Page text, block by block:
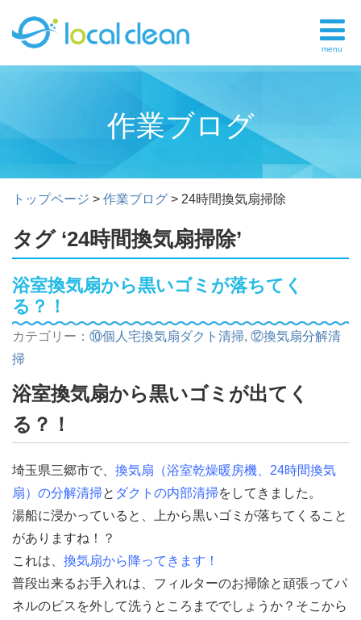
menu
作業ブログ
トップページ > 作業ブログ > 24時間換気扇掃除
タグ ‘24時間換気扇掃除’
浴室換気扇から黒いゴミが落ちてく
る？！
カテゴリー： ⑩個人宅換気扇ダクト清掃, ⑫換気扇分解清
掃
浴室換気扇から黒いゴミが出てく
る？！
埼玉県三郷市で、 換気扇（浴室乾燥暖房機、24時間換気
扇）の分解清掃と ダクトの内部清掃をしてきました。
湯船に浸かっていると、上から黒いゴミが落ちてくること
がありますね！？
これは、 換気扇から降ってきます！
普段出来るお手入れは、フィルターのお掃除と頑張ってパ
ネルのビスを外して洗うところまででしょうか？そこから